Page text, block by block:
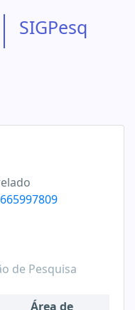
SIGPesq
de Pesquisa
Área de